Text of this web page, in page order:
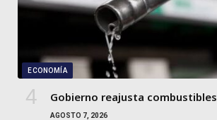
ECONOMÍA
Gobierno reajusta combustibles
AGOSTO 7, 2026